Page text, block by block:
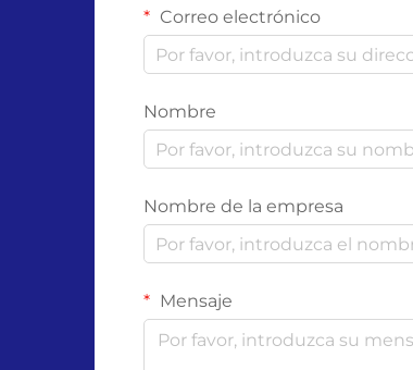
Correo electrónico
Nombre
Nombre de la empresa
Mensaje